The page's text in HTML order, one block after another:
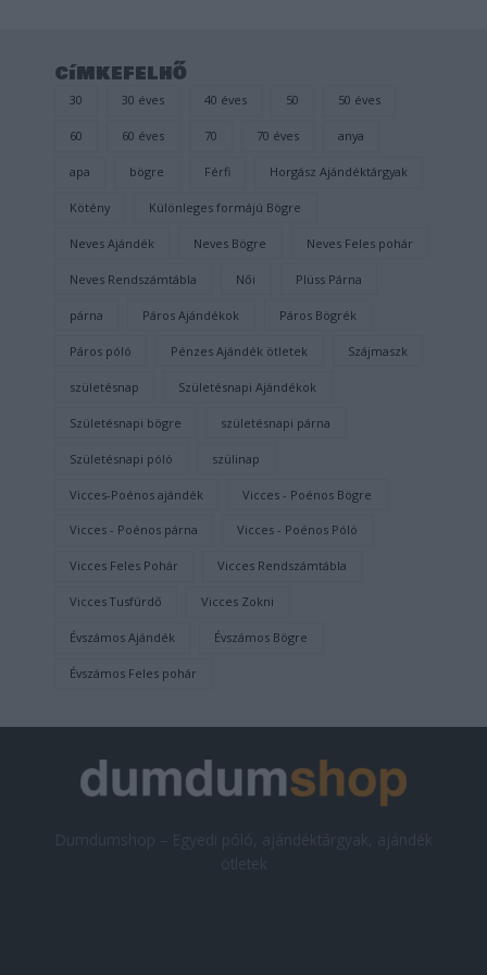
címkefelhő
30 30 éves 40 éves 50 50 éves
60 60 éves 70 70 éves anya
apa bögre Férfi Horgász Ajándéktárgyak
Kötény Különleges formájú Bögre
Neves Ajándék Neves Bögre Neves Feles pohár
Neves Rendszámtábla Női Plüss Párna
párna Páros Ajándékok Páros Bögrék
Páros póló Pénzes Ajándék ötletek Szájmaszk
születésnap Születésnapi Ajándékok
Születésnapi bögre születésnapi párna
Születésnapi póló szülinap
Vicces-Poénos ajándék Vicces - Poénos Bögre
Vicces - Poénos párna Vicces - Poénos Póló
Vicces Feles Pohár Vicces Rendszámtábla
Vicces Tusfürdő Vicces Zokni
Évszámos Ajándék Évszámos Bögre
Évszámos Feles pohár